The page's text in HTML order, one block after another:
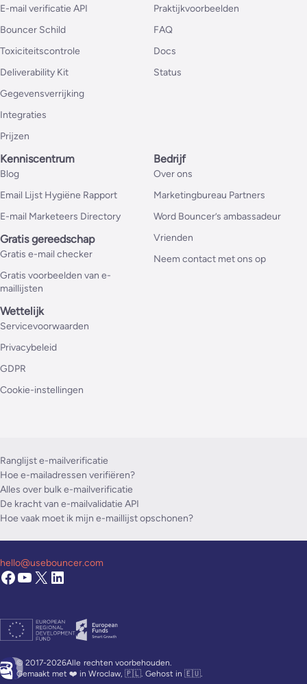
E-mail verificatie API
Bouncer Schild
Toxiciteitscontrole
Deliverability Kit
Gegevensverrijking
Integraties
Prijzen
Praktijkvoorbeelden
FAQ
Docs
Status
Kenniscentrum
Blog
Email Lijst Hygiëne Rapport
E-mail Marketeers Directory
Gratis gereedschap
Gratis e-mail checker
Gratis voorbeelden van e-
maillijsten
Bedrijf
Over ons
Marketingbureau Partners
Word Bouncer’s ambassadeur
Vrienden
Neem contact met ons op
Wettelijk
Servicevoorwaarden
Privacybeleid
GDPR
Cookie-instellingen
Ranglijst e-mailverificatie
Hoe e-mailadressen verifiëren?
Alles over bulk e-mailverificatie
De kracht van e-mailvalidatie API
Hoe vaak moet ik mijn e-maillijst opschonen?
© 2017-2026Alle rechten voorbehouden.
Gemaakt met ❤️ in Wroclaw, 🇵🇱. Gehost in 🇪🇺.
hello@usebouncer.com